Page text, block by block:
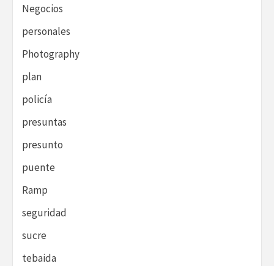
Negocios
personales
Photography
plan
policía
presuntas
presunto
puente
Ramp
seguridad
sucre
tebaida